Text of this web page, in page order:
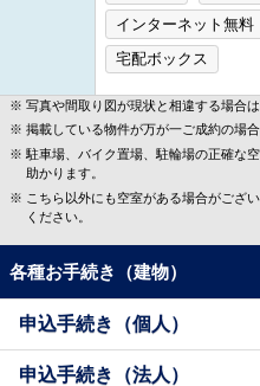
インターネット無料
宅配ボックス
写真や間取り図が現状と相違する場合
掲載している物件が万が一ご成約の場
駐車場、バイク置場、駐輪場の正確な
助かります。
こちら以外にも空室がある場合がござ
ください。
各種お手続き（建物）
申込手続き（個人）
申込手続き（法人）